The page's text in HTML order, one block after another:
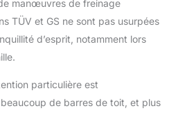
manœuvres de freinage
TÜV et GS ne sont pas usurpées
d’esprit, notamment lors
particulière est
beaucoup de barres de toit, et plus